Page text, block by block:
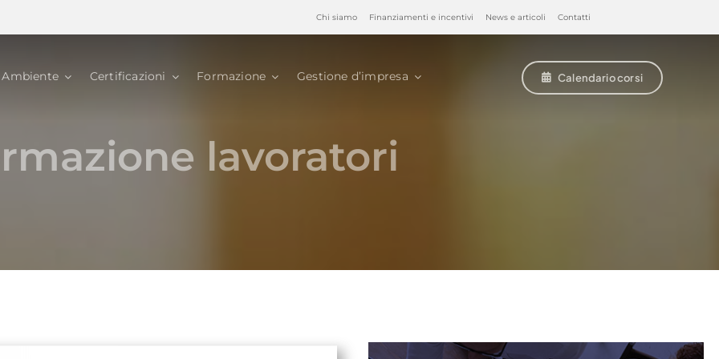
Chi siamo Finanziamenti e incentivi News e articoli Contatti
Ambiente Certificazioni Formazione Gestione d’impresa Calendario corsi
lavoratori